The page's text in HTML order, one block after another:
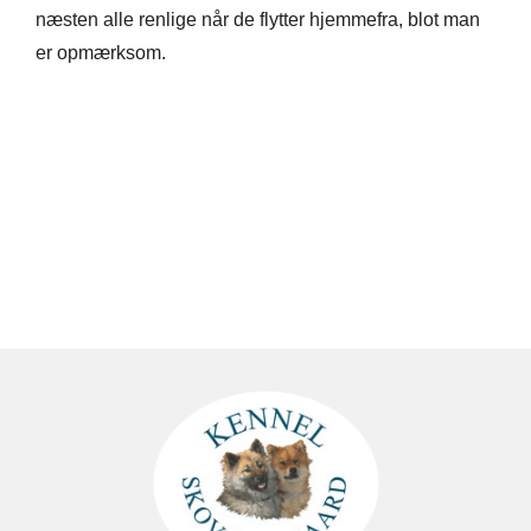
næsten alle renlige når de flytter hjemmefra, blot man
er opmærksom.